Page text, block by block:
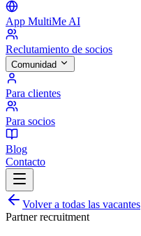
App MultiMe AI
Reclutamiento de socios
Comunidad
Para clientes
Para socios
Blog
Contacto
Volver a todas las vacantes
Partner recruitment